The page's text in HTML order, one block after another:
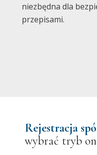
niezbędna dla
przepisami.
Rejestracja
wybrać tryb